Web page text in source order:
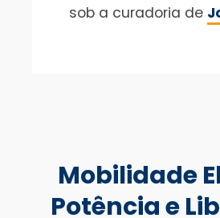
sob a curadoria de
Mobilidade
Potência e